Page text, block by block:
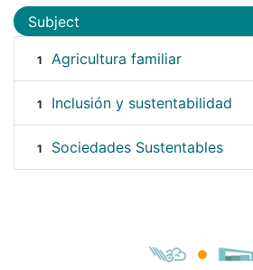
Subject
1 Agricultura familiar
1 Inclusión y sustentabilidad
1 Sociedades Sustentables